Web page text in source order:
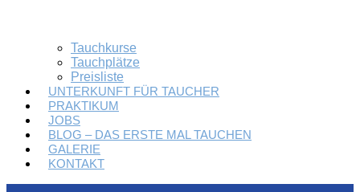
Tauchkurse
Tauchplätze
Preisliste
UNTERKUNFT FÜR TAUCHER
PRAKTIKUM
JOBS
BLOG – DAS ERSTE MAL TAUCHEN
GALERIE
KONTAKT